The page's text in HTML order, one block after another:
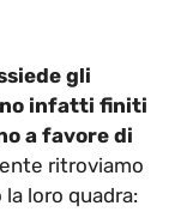
gli
infatti finiti
a favore di
ritroviamo
loro quadra: